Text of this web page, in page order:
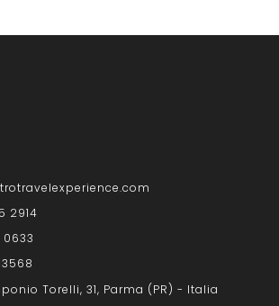
2914
0633
Torelli, 31, Parma (PR) - Italia